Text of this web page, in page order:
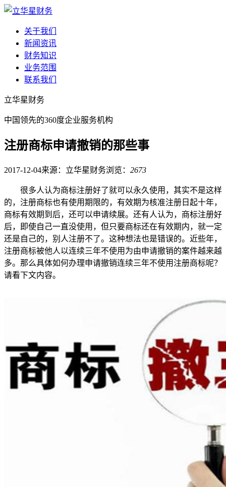
关于我们
新闻资讯
财务知识
业务范围
联系我们
立华星财务
中国领先的360度企业服务机构
注册商标申请撤销的那些事
2017-12-04来源：立华星财务浏览： 2673
很多人认为商标注册好了就可以永久使用，其实不是这样
的，注册商标也有使用期限的，有效期为核准注册日起十年，
商标有效期到后，还可以申请续展。还有人认为，商标注册好
后，即使自己一直没使用，但只要商标还在有效期内，就一定
还是自己的，别人注册不了。这种想法也是错误的。近些年，
注册商标被他人以连续三年不使用为由申请撤销的案件越来越
多。那么具体如何办理申请撤销连续三年不使用注册商标呢？
请看下文内容。